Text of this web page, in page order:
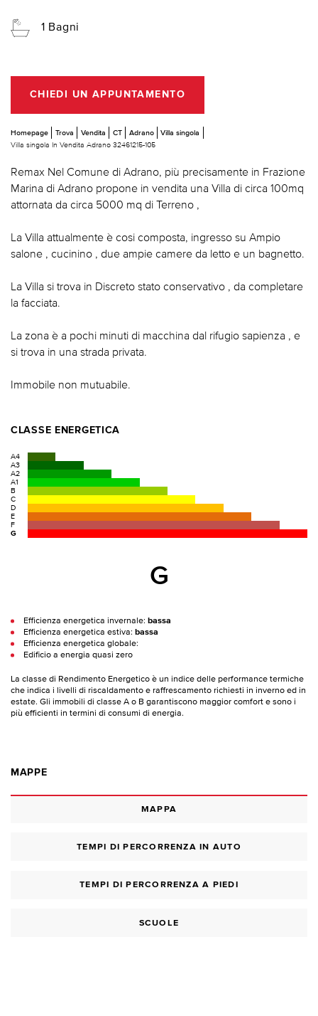
1 Bagni
CHIEDI UN APPUNTAMENTO
Homepage Trova Vendita CT Adrano
Villa singola
Villa singola In Vendita Adrano 32461215-105
Remax Nel Comune di Adrano, più precisamente in Frazione
Marina di Adrano propone in vendita una Villa di circa 100mq
attornata da circa 5000 mq di Terreno ,
La Villa attualmente è cosi composta, ingresso su Ampio
salone , cucinino , due ampie camere da letto e un bagnetto.
La Villa si trova in Discreto stato conservativo , da completare
la facciata.
La zona è a pochi minuti di macchina dal rifugio sapienza , e
si trova in una strada privata.
Immobile non mutuabile.
CLASSE ENERGETICA
A4
A3
A2
A1
B
C
D
E
F
G
G
Efficienza energetica invernale: bassa
Efficienza energetica estiva: bassa
Efficienza energetica globale:
Edificio a energia quasi zero
La classe di Rendimento Energetico è un indice delle performance termiche
che indica i livelli di riscaldamento e raffrescamento richiesti in inverno ed in
estate. Gli immobili di classe A o B garantiscono maggior comfort e sono i
più efficienti in termini di consumi di energia.
MAPPE
MAPPA
TEMPI DI PERCORRENZA IN AUTO
TEMPI DI PERCORRENZA A PIEDI
SCUOLE